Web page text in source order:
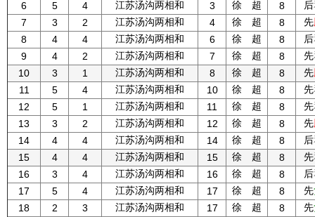
6
5 4 江苏汤沟两相和 3 徐 超 8 后
7
3 2 江苏汤沟两相和 4 徐 超 8 先
8
4 4 江苏汤沟两相和 6 徐 超 8 后
9
4 2 江苏汤沟两相和 7 徐 超 8 先
10
3 1 江苏汤沟两相和 8 徐 超 8 先
11
5 4 江苏汤沟两相和 10 徐 超 8 先
12
5 1 江苏汤沟两相和 11 徐 超 8 先
13
3 2 江苏汤沟两相和 12 徐 超 8 先
14
4 4 江苏汤沟两相和 14 徐 超 8 后
15
4 4 江苏汤沟两相和 15 徐 超 8 先
16
3 4 江苏汤沟两相和 16 徐 超 8 后
17
5 4 江苏汤沟两相和 17 徐 超 8 先
18
2 3 江苏汤沟两相和 17 徐 超 8 先